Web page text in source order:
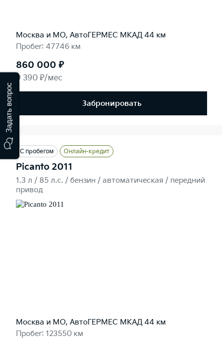
Москва и МО, АвтоГЕРМЕС МКАД 44 км
Пробег: 47746 км
860 000 ₽
9 390 ₽/мес
Забронировать
С пробегом Онлайн-кредит
Picanto 2011
1.3 л / 85 л.c. / бензин / автоматическая / передний
привод
Москва и МО, АвтоГЕРМЕС МКАД 44 км
Пробег: 123550 км
Задать вопрос